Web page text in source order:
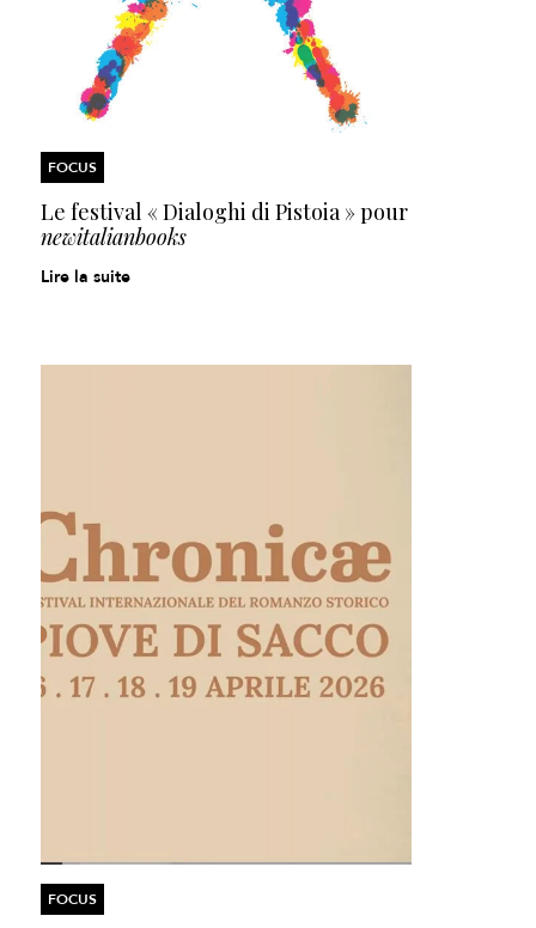
FOCUS
Le festival « Dialoghi di Pistoia » pour
newitalianbooks
Lire la suite
FOCUS